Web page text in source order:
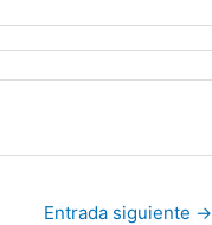
Entrada siguiente →